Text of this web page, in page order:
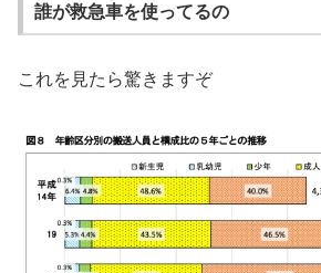
誰が救急車を使ってるの
これを見たら驚きますぞ